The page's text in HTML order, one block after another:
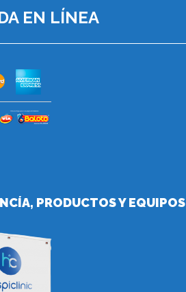
EN LÍNEA
PRODUCTOS Y EQUIPOS